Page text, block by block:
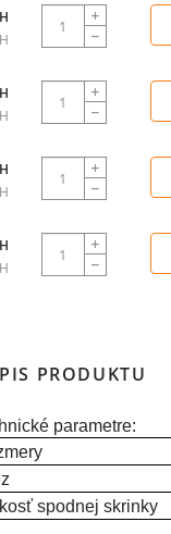
PRODUKTU
parametre:
spodnej skrinky